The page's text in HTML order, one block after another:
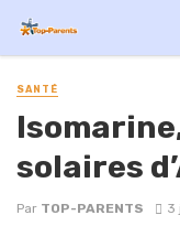
SANTÉ
solaires
Par TOP-PARENTS 3